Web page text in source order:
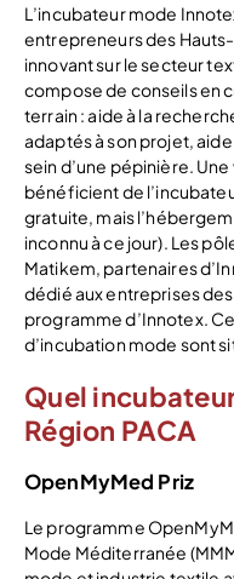
L’incubateur mode
entrepreneurs des
innovant sur le secteur
compose de conseils en
terrain : aide à la
adaptés à son projet,
sein d’une pépinière.
bénéficient de
gratuite, mais
inconnu à ce jour). Les
Matikem, partenaires
dédié aux entreprises
programme d’Innotex.
d’incubation mode sont
Quel
Région PACA
OpenMyMed Priz
Le programme
Mode Méditerranée